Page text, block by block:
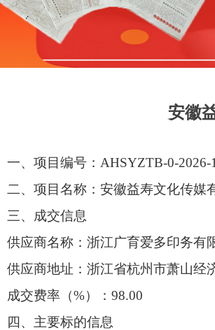
安徽
一、项目编号： AHSYZTB-0-2026-
二、项目名称： 安徽益寿文化传媒
三、成交信息
供应商名称：浙江广育爱多印务有
供应商地址：浙江省杭州市萧山经
成交费率 （%）： 98.00
四、主要标的信息